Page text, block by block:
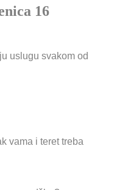
uslugu svakom od
vama i teret treba